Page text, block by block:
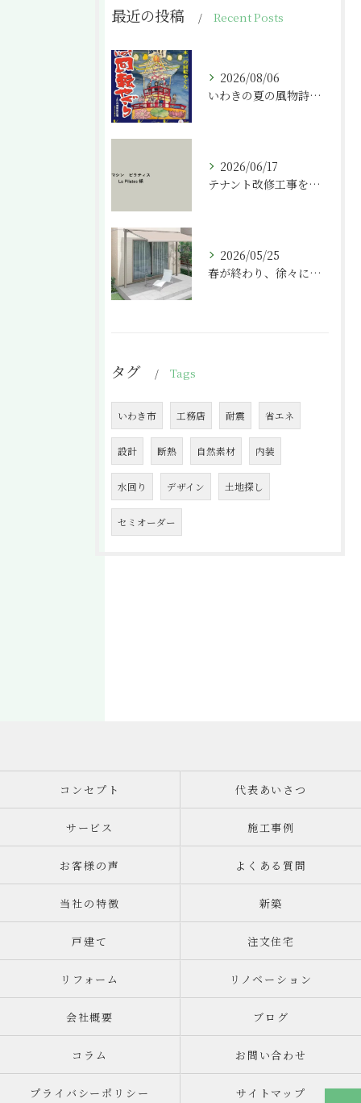
最近の投稿 Recent Posts
2026/08/06
いわきの夏の風物詩「いわき回転やぐら」
2026/06/17
テナント改修工事を請け負わせて頂きました。
2026/05/25
春が終わり、徐々に気温が上がってきましたね。
タグ Tags
いわき市 工務店 耐震 省エネ
設計 断熱 自然素材 内装
水回り デザイン 土地探し
セミオーダー
コンセプト 代表あいさつ
サービス 施工事例
お客様の声 よくある質問
当社の特徴 新築
戸建て 注文住宅
リフォーム リノベーション
会社概要 ブログ
コラム お問い合わせ
プライバシーポリシー サイトマップ